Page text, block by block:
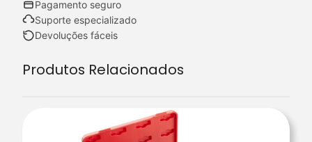
a
n
i
Pagamento seguro
Suporte especializado
Devoluções fáceis
Produtos Relacionados